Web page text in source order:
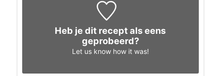
Heb je dit recept als eens
geprobeerd?
Let us knowhow it was!